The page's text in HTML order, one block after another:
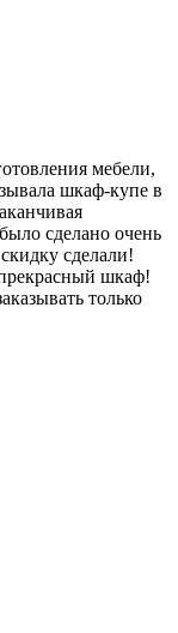
мебели,
шкаф-купе в
сделано очень
сделали!
шкаф!
только